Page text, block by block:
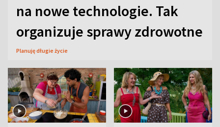
na nowe technologie. Tak
organizuje sprawy zdrowotne
Planuję długie życie